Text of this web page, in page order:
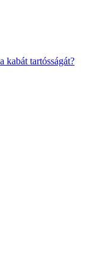
kabát tartósságát?